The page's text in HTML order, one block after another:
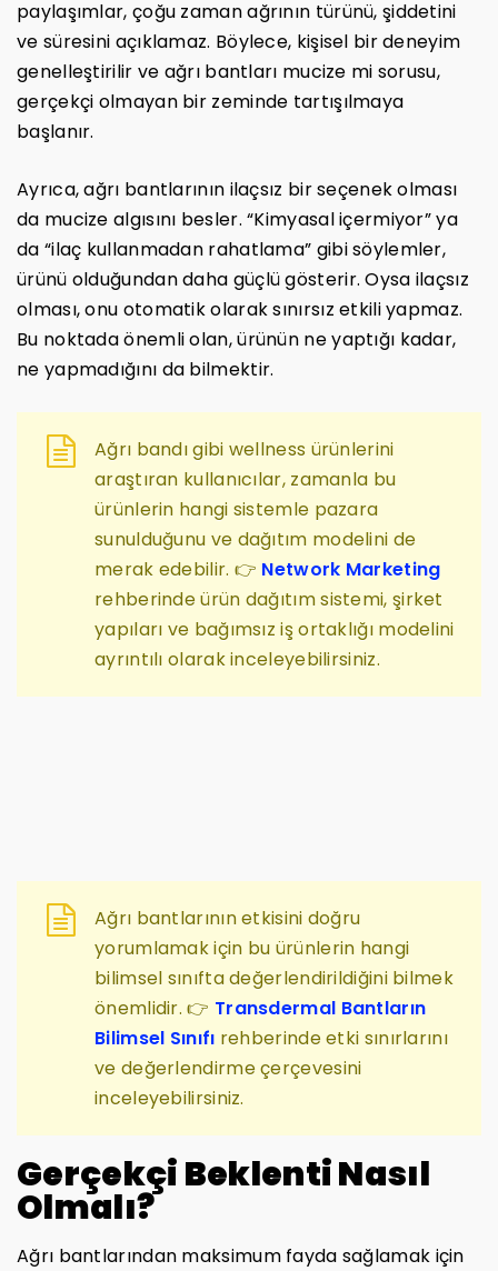
paylaşımlar, çoğu zaman ağrının türünü, şiddetini
ve süresini açıklamaz. Böylece, kişisel bir deneyim
genelleştirilir ve ağrı bantları mucize mi sorusu,
gerçekçi olmayan bir zeminde tartışılmaya
başlanır.
Ayrıca, ağrı bantlarının ilaçsız bir seçenek olması
da mucize algısını besler. “Kimyasal içermiyor” ya
da “ilaç kullanmadan rahatlama” gibi söylemler,
ürünü olduğundan daha güçlü gösterir. Oysa ilaçsız
olması, onu otomatik olarak sınırsız etkili yapmaz.
Bu noktada önemli olan, ürünün ne yaptığı kadar,
ne yapmadığını da bilmektir.
Ağrı bandı gibi wellness ürünlerini
araştıran kullanıcılar, zamanla bu
ürünlerin hangi sistemle pazara
sunulduğunu ve dağıtım modelini de
merak edebilir. 👉 Network Marketing
rehberinde ürün dağıtım sistemi, şirket
yapıları ve bağımsız iş ortaklığı modelini
ayrıntılı olarak inceleyebilirsiniz.
Ağrı bantlarının etkisini doğru
yorumlamak için bu ürünlerin hangi
bilimsel sınıfta değerlendirildiğini bilmek
önemlidir. 👉 Transdermal Bantların
Bilimsel Sınıfı rehberinde etki sınırlarını
ve değerlendirme çerçevesini
inceleyebilirsiniz.
Gerçekçi Beklenti Nasıl
Olmalı?
Ağrı bantlarından maksimum fayda sağlamak için